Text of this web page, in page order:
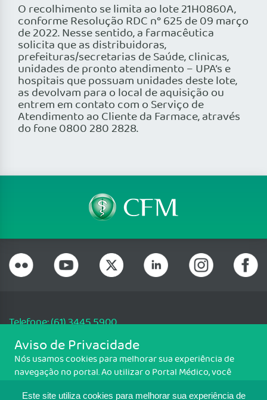
Este site utiliza cookies para melhorar sua experiência de
O recolhimento se limita ao lote 21H0860A,
conforme Resolução RDC n° 625 de 09 março
de 2022. Nesse sentido, a farmacêutica
solicita que as distribuidoras,
prefeituras/secretarias de Saúde, clinicas,
unidades de pronto atendimento – UPA’s e
hospitais que possuam unidades deste lote,
as devolvam para o local de aquisição ou
entrem em contato com o Serviço de
Atendimento ao Cliente da Farmace, através
do fone 0800 280 2828.
Telefone: (61) 3445 5900
Email: cfm@portalmedico.org.br
SGAS 616, Conjunto D, Lote 115, L2 Sul, Brasília/DF - CEP: 70200-760 -
CNPJ: 33.583.550/0001-30
Aviso de Privacidade
Nós usamos cookies para melhorar sua experiência de
navegação no portal. Ao utilizar o Portal Médico, você